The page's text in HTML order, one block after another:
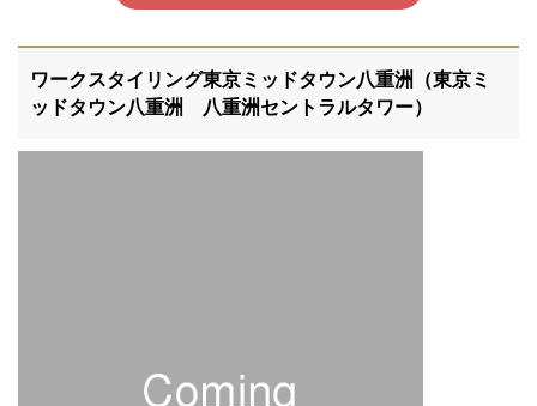
ワークスタイリング東京ミッドタウン八重洲（東京ミ
ッドタウン八重洲 八重洲セントラルタワー）